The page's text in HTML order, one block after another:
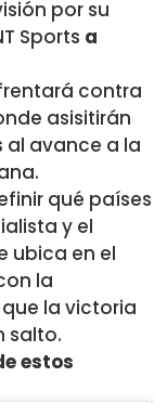
por su
Sports a
contra
asisitirán
al avance a la
qué países
y el
ubica en el
la
la victoria
salto.
estos